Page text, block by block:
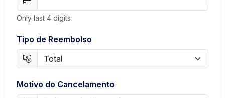
Only last 4 digits
Tipo de Reembolso
Motivo do Cancelamento